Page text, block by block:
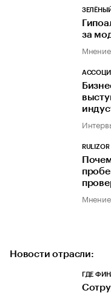
за
RULIZOR
Новости отрасли:
ГДЕ